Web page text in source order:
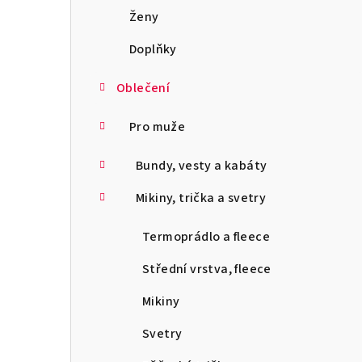
Ženy
Doplňky
Oblečení
Pro muže
Bundy, vesty a kabáty
Mikiny, trička a svetry
Termoprádlo a fleece
Střední vrstva, fleece
Mikiny
Svetry